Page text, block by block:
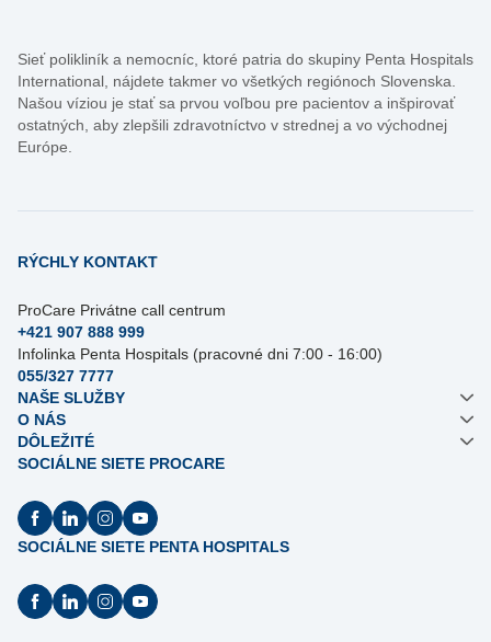
Sieť polikliník a nemocníc, ktoré patria do skupiny Penta Hospitals
International, nájdete takmer vo všetkých regiónoch Slovenska.
Našou víziou je stať sa prvou voľbou pre pacientov a inšpirovať
ostatných, aby zlepšili zdravotníctvo v strednej a vo východnej
Európe.
RÝCHLY KONTAKT
ProCare Privátne call centrum
+421 907 888 999
Infolinka Penta Hospitals (pracovné dni 7:00 - 16:00)
055/327 7777
NAŠE SLUŽBY
O NÁS
DÔLEŽITÉ
SOCIÁLNE SIETE PROCARE
SOCIÁLNE SIETE PENTA HOSPITALS